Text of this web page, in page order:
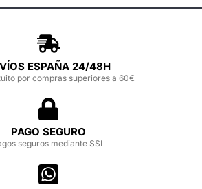
ESPAÑA 24/48H
por compras superiores a 60€
PAGO SEGURO
seguros mediante SSL